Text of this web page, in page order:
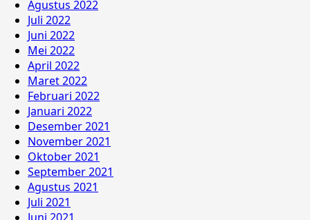
Agustus 2022
Juli 2022
Juni 2022
Mei 2022
April 2022
Maret 2022
Februari 2022
Januari 2022
Desember 2021
November 2021
Oktober 2021
September 2021
Agustus 2021
Juli 2021